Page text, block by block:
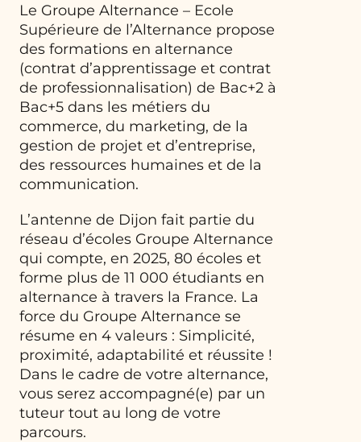
Le Groupe Alternance – Ecole
Supérieure de l’Alternance propose
des formations en alternance
(contrat d’apprentissage et contrat
de professionnalisation) de Bac+2 à
Bac+5 dans les métiers du
commerce, du marketing, de la
gestion de projet et d’entreprise,
des ressources humaines et de la
communication.
L’antenne de Dijon fait partie du
réseau d’écoles Groupe Alternance
qui compte, en 2025, 80 écoles et
forme plus de 11 000 étudiants en
alternance à travers la France. La
force du Groupe Alternance se
résume en 4 valeurs : Simplicité,
proximité, adaptabilité et réussite !
Dans le cadre de votre alternance,
vous serez accompagné(e) par un
tuteur tout au long de votre
parcours.